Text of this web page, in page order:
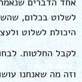
לשלוט בכלום,
היכולת לשלוט
לקבל החלטות.
וזה מה שאנחנו